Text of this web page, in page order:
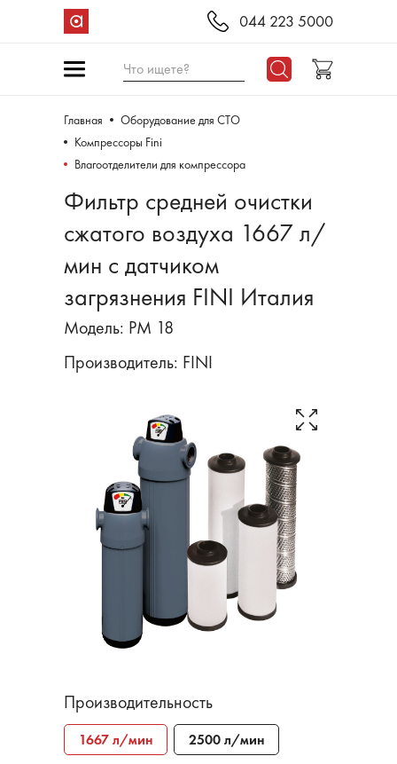
044 223 5000
Что ищете?
Главная
Оборудование для СТО
Компрессоры Fini
Влагоотделители для компрессора
Фильтр средней очистки
сжатого воздуха 1667 л/
мин с датчиком
загрязнения FINI Италия
Модель: PM 18
Производитель: FINI
Производительность
1667 л/мин 2500 л/мин